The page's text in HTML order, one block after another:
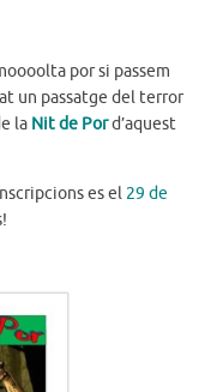
por si passem
un passatge del terror
la Nit de Pord’aquest
es el 29 de